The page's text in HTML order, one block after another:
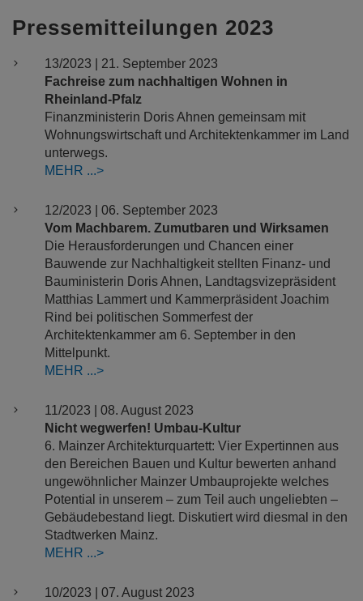
Pressemitteilungen 2023
13/2023 | 21. September 2023
Fachreise zum nachhaltigen Wohnen in
Rheinland-Pfalz
Finanzministerin Doris Ahnen gemeinsam mit
Wohnungswirtschaft und Architektenkammer im Land
unterwegs.
MEHR
12/2023 | 06. September 2023
Vom Machbarem. Zumutbaren und Wirksamen
Die Herausforderungen und Chancen einer
Bauwende zur Nachhaltigkeit stellten Finanz- und
Bauministerin Doris Ahnen, Landtagsvizepräsident
Matthias Lammert und Kammerpräsident Joachim
Rind bei politischen Sommerfest der
Architektenkammer am 6. September in den
Mittelpunkt.
MEHR
11/2023 | 08. August 2023
Nicht wegwerfen! Umbau-Kultur
6. Mainzer Architekturquartett: Vier Expertinnen aus
den Bereichen Bauen und Kultur bewerten anhand
ungewöhnlicher Mainzer Umbauprojekte welches
Potential in unserem – zum Teil auch ungeliebten –
Gebäudebestand liegt. Diskutiert wird diesmal in den
Stadtwerken Mainz.
MEHR
10/2023 | 07. August 2023